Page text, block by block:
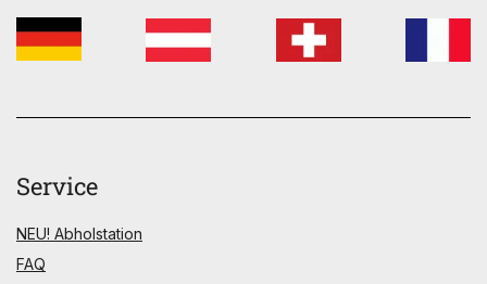
Service
NEU! Abholstation
FAQ